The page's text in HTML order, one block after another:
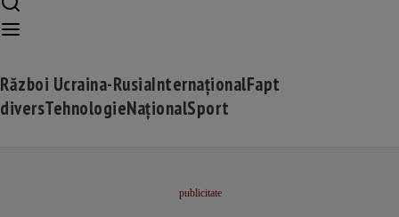
Război Ucraina-RusiaInternaționalFapt
diversTehnologieNaționalSport